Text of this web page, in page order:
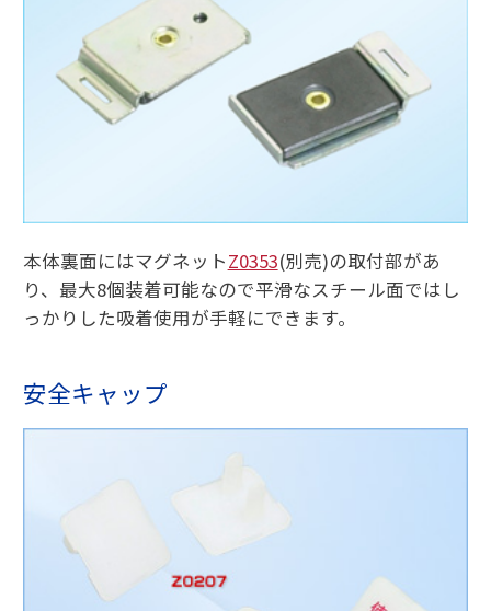
本体裏面にはマグネットZ0353(別売)の取付部があ
り、最大8個装着可能なので平滑なスチール面ではし
っかりした吸着使用が手軽にできます。
安全キャップ